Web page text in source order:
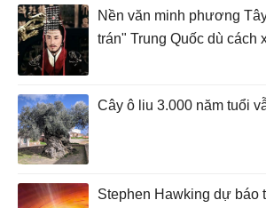
Nền văn minh phương
trán" Trung Quốc dù cách
Cây ô liu 3.000 năm tuổi
Stephen Hawking dự báo